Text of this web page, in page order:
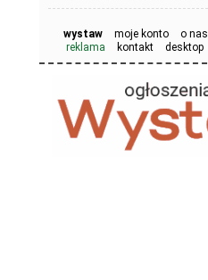
wystaw moje konto o nas
reklama
kontakt desktop